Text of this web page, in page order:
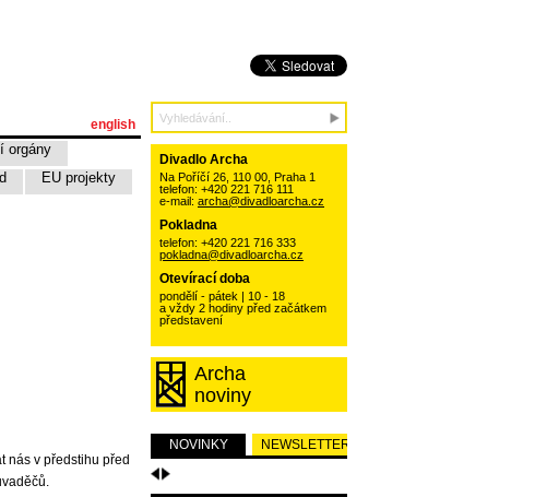
orgány
EU projekty
english
nás v předstihu před
Divadlo Archa
Na Poříčí 26, 110 00, Praha 1
telefon: +420 221 716 111
e-mail: archa@divadloarcha.cz
Pokladna
telefon: +420 221 716 333
pokladna@divadloarcha.cz
Otevírací doba
pondělí - pátek | 10 - 18
a vždy 2 hodiny před začátkem
představení
Archa
noviny
NOVINKY NEWSLETTER